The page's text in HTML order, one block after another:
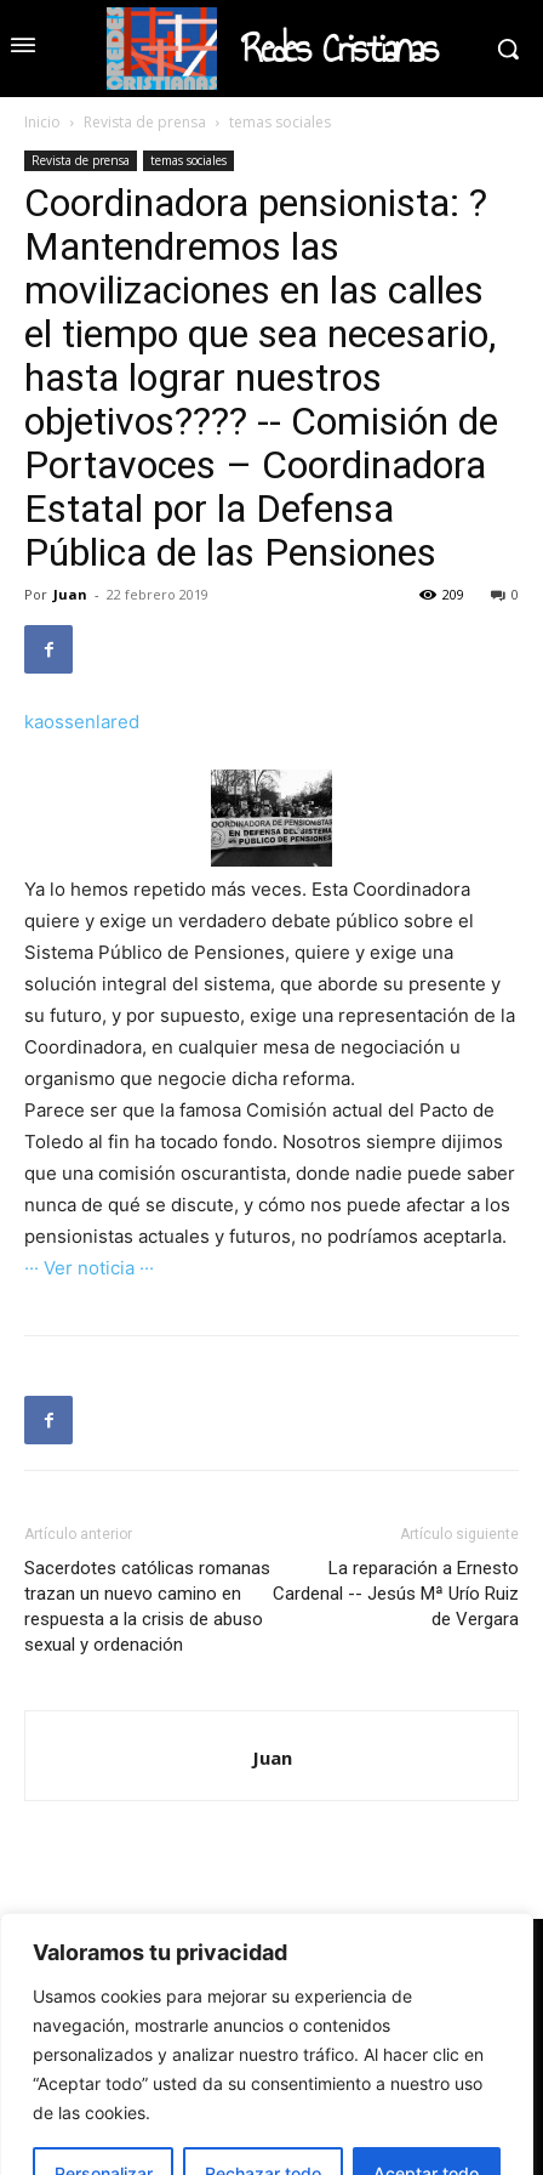
Valoramos tu privacidad
Usamos cookies para mejorar su experiencia de
navegación, mostrarle anuncios o contenidos
personalizados y analizar nuestro tráfico. Al hacer clic en
“Aceptar todo” usted da su consentimiento a nuestro uso
de las cookies.
Redes Cristianas
Inicio Revista de prensa temas sociales
Revista de prensa temas sociales
Coordinadora pensionista: ?
Mantendremos las
movilizaciones en las calles
el tiempo que sea necesario,
hasta lograr nuestros
objetivos???? -- Comisión de
Portavoces – Coordinadora
Estatal por la Defensa
Pública de las Pensiones
Por Juan - 22 febrero 2019 0
209
kaossenlared
Ya lo hemos repetido más veces. Esta Coordinadora
quiere y exige un verdadero debate público sobre el
Sistema Público de Pensiones, quiere y exige una
solución integral del sistema, que aborde su presente y
su futuro, y por supuesto, exige una representación de la
Coordinadora, en cualquier mesa de negociación u
organismo que negocie dicha reforma.
Parece ser que la famosa Comisión actual del Pacto de
Toledo al fin ha tocado fondo. Nosotros siempre dijimos
que una comisión oscurantista, donde nadie puede saber
nunca de qué se discute, y cómo nos puede afectar a los
pensionistas actuales y futuros, no podríamos aceptarla.
··· Ver noticia ···
Artículo anterior
Sacerdotes católicas romanas
trazan un nuevo camino en
respuesta a la crisis de abuso
sexual y ordenación
Artículo siguiente
La reparación a Ernesto
Cardenal -- Jesús Mª Urío Ruiz
de Vergara
Juan
Redes Cristianas
Una mirada alternativa sobre la Iglesia católica y la sociedad
- Colectivos de Redes Cristianas